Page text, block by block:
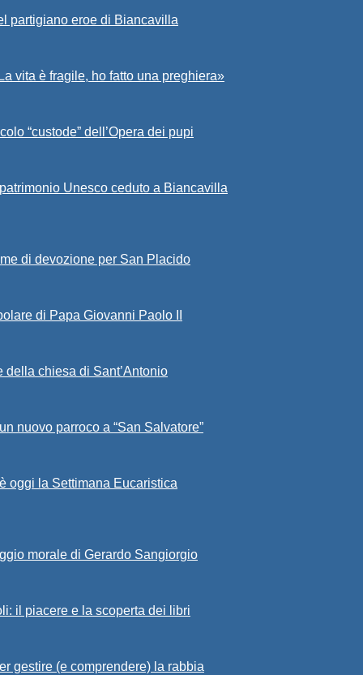
partigiano eroe di Biancavilla
vita è fragile, ho fatto una preghiera»
“custode” dell’Opera dei pupi
Unesco ceduto a Biancavilla
di devozione per San Placido
di Papa Giovanni Paolo II
della chiesa di Sant’Antonio
nuovo parroco a “San Salvatore”
oggi la Settimana Eucaristica
morale di Gerardo Sangiorgio
il piacere e la scoperta dei libri
gestire (e comprendere) la rabbia